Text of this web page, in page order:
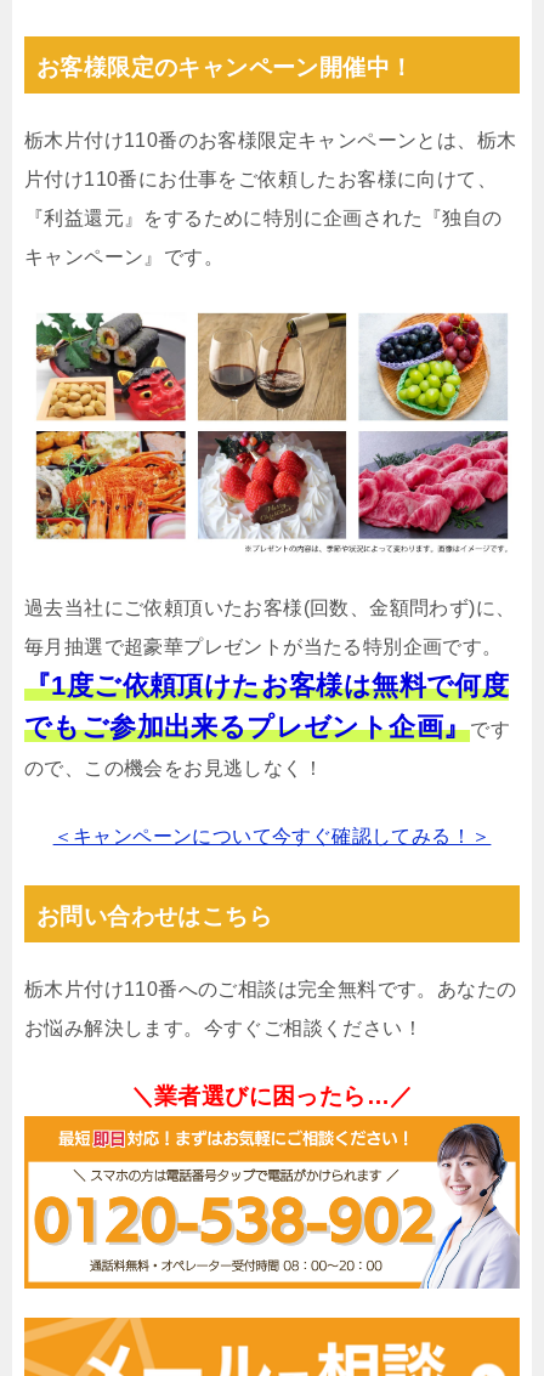
お客様限定のキャンペーン開催中！
栃木片付け110番のお客様限定キャンペーンとは、栃木
片付け110番にお仕事をご依頼したお客様に向けて、
『利益還元』をするために特別に企画された『独自の
キャンペーン』です。
過去当社にご依頼頂いたお客様(回数、金額問わず)に、
毎月抽選で超豪華プレゼントが当たる特別企画です。
『1度ご依頼頂けたお客様は無料で何度
でもご参加出来るプレゼント企画』です
ので、この機会をお見逃しなく！
＜キャンペーンについて今すぐ確認してみる！＞
お問い合わせはこちら
栃木片付け110番へのご相談は完全無料です。あなたの
お悩み解決します。今すぐご相談ください！
＼業者選びに困ったら…／